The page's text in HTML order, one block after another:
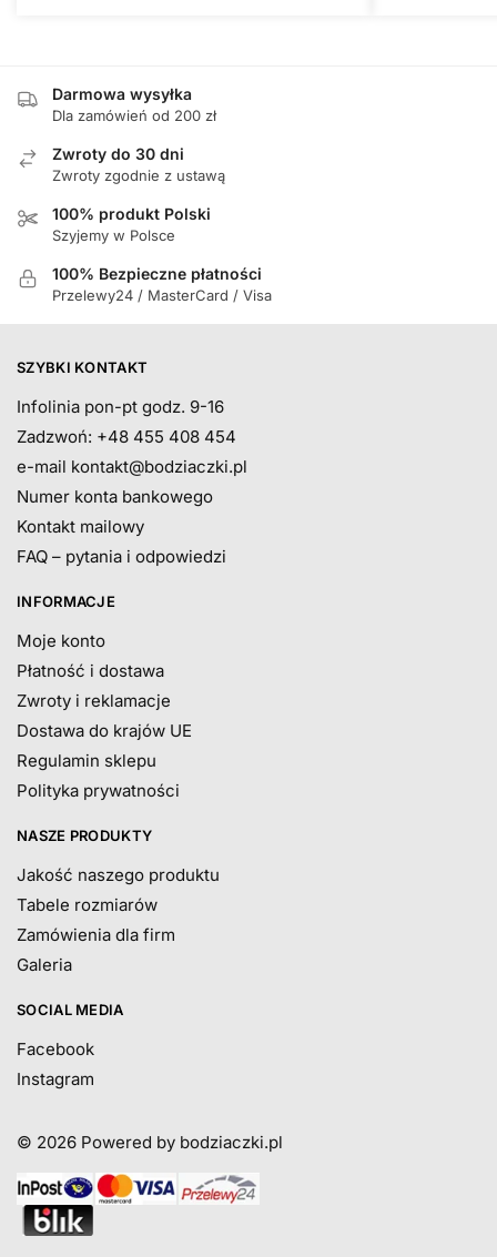
Darmowa wysyłka
Dla zamówień od 200 zł
Zwroty do 30 dni
Zwroty zgodnie z ustawą
100% produkt Polski
Szyjemy w Polsce
100% Bezpieczne płatności
Przelewy24 / MasterCard / Visa
SZYBKI KONTAKT
Infolinia pon-pt godz. 9-16
Zadzwoń: +48 455 408 454
e-mail kontakt@bodziaczki.pl
Numer konta bankowego
Kontakt mailowy
FAQ – pytania i odpowiedzi
INFORMACJE
Moje konto
Płatność i dostawa
Zwroty i reklamacje
Dostawa do krajów UE
Regulamin sklepu
Polityka prywatności
NASZE PRODUKTY
Jakość naszego produktu
Tabele rozmiarów
Zamówienia dla firm
Galeria
SOCIAL MEDIA
Facebook
Instagram
© 2026 Powered by bodziaczki.pl